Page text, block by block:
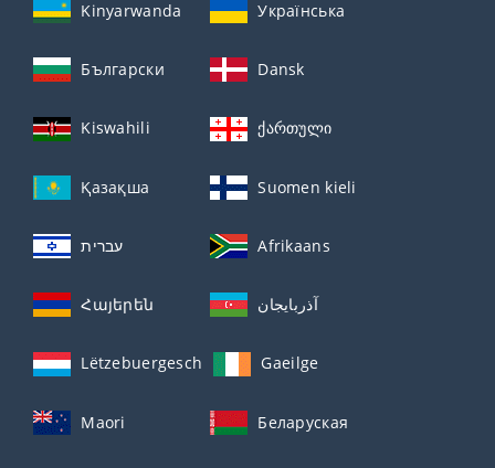
Kinyarwanda Українська
Български Dansk
Kiswahili ქართული
Қазақша Suomen kieli
עברית Afrikaans
Հայերեն آذربايجان
Lëtzebuergesch Gaeilge
Maori Беларуская